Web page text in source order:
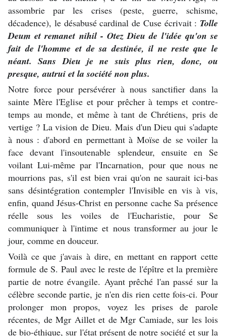
assombrie par les crises (peste, guerre, schisme,
décadence), le désabusé cardinal de Cuse écrivait : Tolle
Deum et remanet nihil - Otez Dieu de l'idée qu'on se
fait de l'homme et de sa destinée, il ne reste que le
néant. Sans Dieu je ne suis plus rien, donc, ou
presque, autrui et la société non plus.
Notre force pour persévérer à nous sanctifier dans la
sainte Mère l'Eglise et pour prêcher à temps et contre-
temps au monde, et même à tant de Chrétiens, pris de
vertige ? La vision de Dieu. Mais d'un Dieu qui s'adapte
à nous : d'abord en permettant à Moïse de se voiler la
face devant l'insoutenable splendeur, ensuite en Se
voilant Lui-même par l'Incarnation, pour que nous ne
mourrions pas, s'il est bien vrai qu'on ne saurait ici-bas
sans désintégration contempler l'Invisible en vis à vis,
enfin, quand Jésus-Christ en personne cache Sa présence
réelle sous les voiles de l'Eucharistie, pour Se
communiquer à l'intime et nous transformer au jour le
jour, comme en douceur.
Voilà ce que j'avais à dire, en mettant en rapport cette
formule de S. Paul avec le reste de l'épître et la première
partie de notre évangile. Ayant prêché l'an passé sur la
célèbre seconde partie, je n'en dis rien cette fois-ci. Pour
prolonger mon propos, voyez les prises de parole
récentes, de Mgr Aillet et de Mgr Camiade, sur les lois
de bio-éthique, sur l'état présent de notre société et sur la